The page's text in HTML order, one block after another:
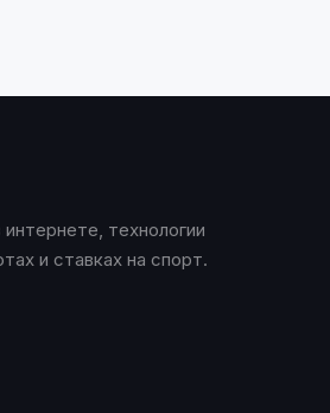
технологии
и ставках на спорт.